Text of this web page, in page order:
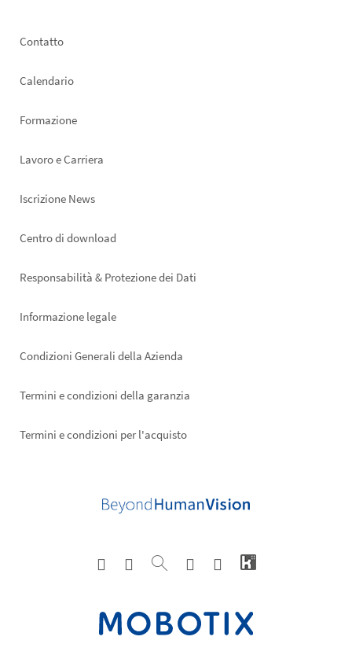
Footer
Contatto
Calendario
Formazione
Lavoro e Carriera
Iscrizione News
Footer
Centro di download
Responsabilità & Protezione dei Dati
Informazione legale
Condizioni Generali della Azienda
Termini e condizioni della garanzia
Termini e condizioni per l'acquisto